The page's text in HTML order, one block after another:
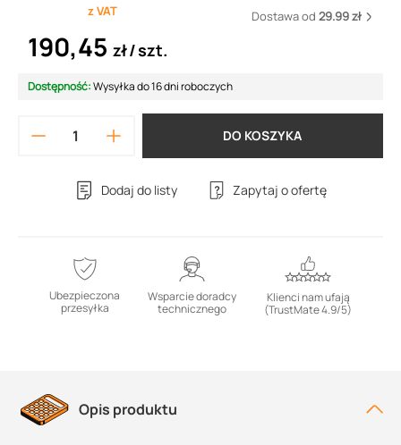
z VAT Dostawa od 29.99 zł
190,45 zł szt.
Dostępność:Wysyłka do 16 dni roboczych
DO KOSZYKA
Dodaj do listy Zapytaj o ofertę
Ubezpieczona
przesyłka
Wsparcie doradcy
technicznego
Klienci nam ufają
(TrustMate 4.9/5)
Opis produktu